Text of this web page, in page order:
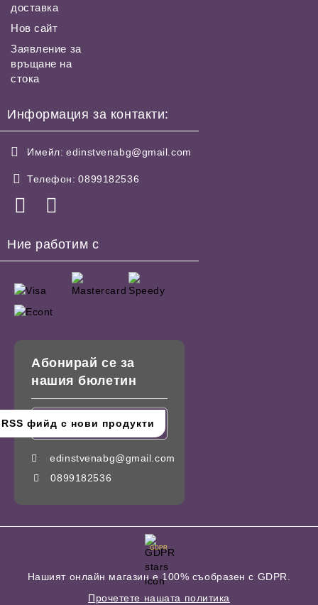
доставка
Нов сайт
Заявление за
връщане на
стока
Информация за контакти:
Имейл: edinstvenabg@gmail.com
Телефон: 0899182536
Ние работим с
Абонирай се за
нашия бюлетин
edinstvenabg@gmail.com
0899182536
GDPR
Нашият онлайн магазин е 100% съобразен с GDPR.
Прочетете нашата политика